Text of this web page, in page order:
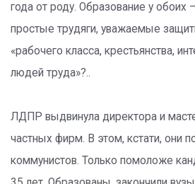
года от роду. Образование у обоих
простые трудяги, уважаемые
«рабочего класса, крестьянства,
людей труда»?..
ЛДПР выдвинула директора и
частных фирм. В этом, кстати, они
коммунистов. Только помоложе